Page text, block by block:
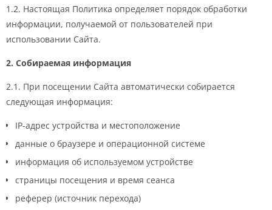
1.2. Настоящая Политика определяет порядок обработки
информации, получаемой от пользователей при
использовании Сайта.
2. Собираемая информация
2.1. При посещении Сайта автоматически собирается
следующая информация:
IP-адрес устройства и местоположение
данные о браузере и операционной системе
информация об используемом устройстве
страницы посещения и время сеанса
реферер (источник перехода)